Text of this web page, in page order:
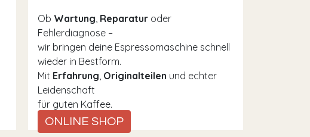
Ob Wartung, Reparatur oder
Fehlerdiagnose –
wir bringen deine Espressomaschine schnell
wieder in Bestform.
Mit Erfahrung, Originalteilen und echter
Leidenschaft
für guten Kaffee.
ONLINE SHOP